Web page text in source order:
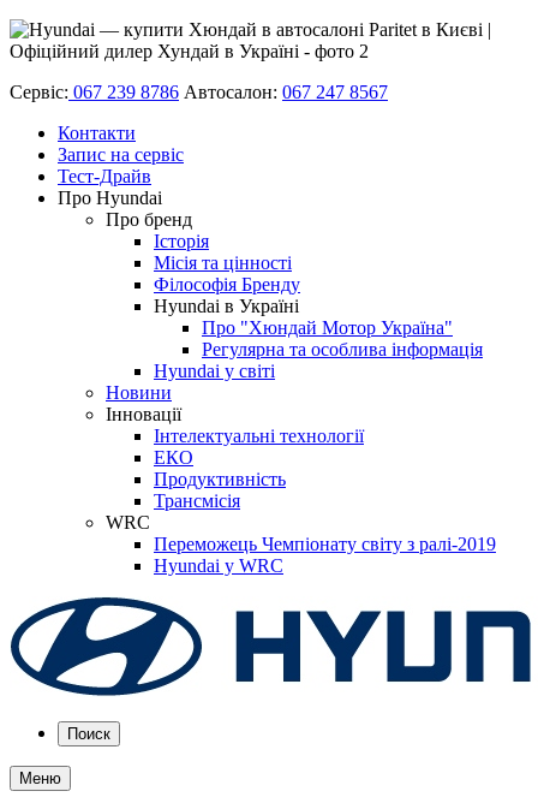
Сервіс: 067 239 8786 Автосалон: 067 247 8567
Контакти
Запис на сервіс
Тест-Драйв
Про Hyundai
Про бренд
Історія
Місія та цінності
Філософія Бренду
Hyundai в Україні
Про "Хюндай Мотор Україна"
Регулярна та особлива інформація
Hyundai у світі
Новини
Інновації
Інтелектуальні технології
ЕКО
Продуктивність
Трансмісія
WRC
Переможець Чемпіонату світу з ралі-2019
Hyundai у WRC
Поиск
Меню